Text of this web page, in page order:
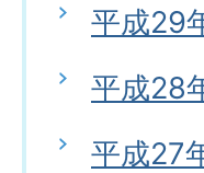
平成29
平成28
平成27